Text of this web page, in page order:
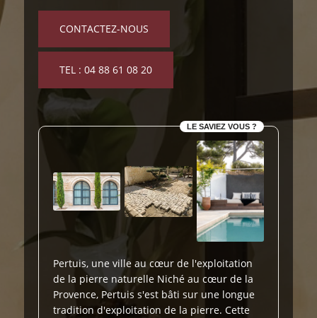
CONTACTEZ-NOUS
TEL : 04 88 61 08 20
LE SAVIEZ VOUS ?
Pertuis, une ville au cœur de l'exploitation
de la pierre naturelle Niché au cœur de la
Provence, Pertuis s'est bâti sur une longue
tradition d'exploitation de la pierre. Cette